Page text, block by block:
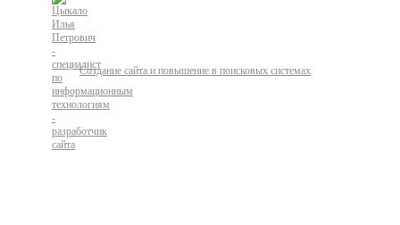
Создание сайта и повышение в поисковых системах